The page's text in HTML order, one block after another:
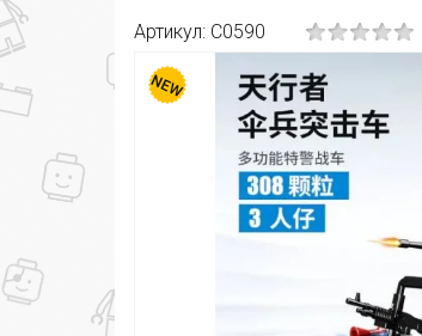
Артикул: C0590